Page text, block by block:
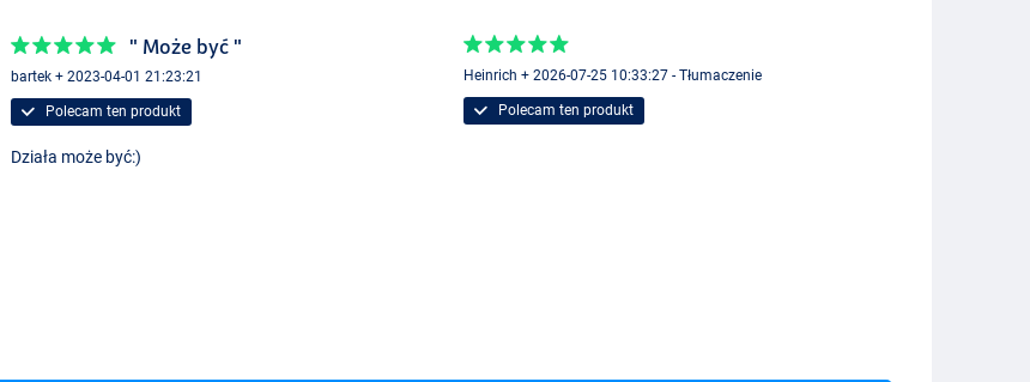
" Może być "
bartek + 2023-04-01 21:23:21
Polecam ten produkt
Działa może być:)
Heinrich + 2026-07-25 10:33:27 - Tłumaczenie
Polecam ten produkt